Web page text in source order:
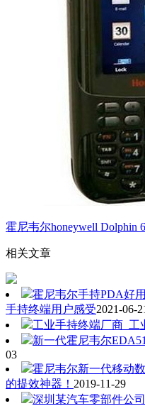
霍尼韦尔honeywell Dolphin
相关文章
霍尼韦尔手持PDA好用
手持终端用户感受2021-06-
工业手持终端厂商_工
新一代霍尼韦尔
03
霍尼韦尔新一代移动
的提效神器！ 2019-11-29
深圳某汽车零部件公